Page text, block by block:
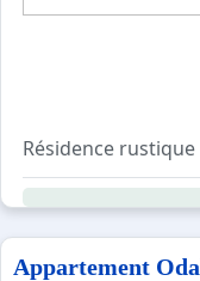
Résidence
Appartement